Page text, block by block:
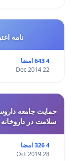
نامه
4 643 امضا
22 Dec 2014
حمایت جامعه
سلامت در داروخانه
4 326 امضا
28 Oct 2019